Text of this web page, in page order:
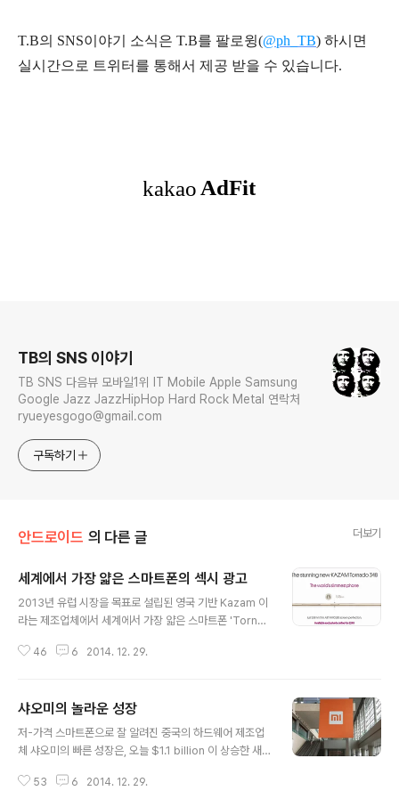
T.B의 SNS이야기 소식은 T.B를 팔로윙(@ph_TB) 하시면
실시간으로 트위터를 통해서 제공 받을 수 있습니다.
TB의 SNS 이야기
TB SNS 다음뷰 모바일1위 IT Mobile Apple Samsung
Google Jazz JazzHipHop Hard Rock Metal 연락처
ryueyesgogo@gmail.com
구독하기
안드로이드 의 다른 글 더보기
세계에서 가장 얇은 스마트폰의 섹시 광고
2013년 유럽 시장을 목표로 설립된 영국 기반 Kazam 이
라는 제조업체에서 세계에서 가장 얇은 스마트폰 'Tornad
$348 짜리 5.15mm 두께의 스마트폰을 출시했다. 안드
라 글래스 3) MediaTek MT6952(옥타코어, 1.7GHz),
1GB RAM, 16GB 내장 스토리지, 8백만 화소 후면 카메
라, 5백만 화소 전면 셀피 카메라, 2050mAh 배터리에 m
를 처음 보고 '의류 광고' 인줄 알았으나, 마지막에 Torna
46 6 2014. 12. 29.
샤오미의 놀라운 성장
저-가격 스마트폰으로 잘 알려진 중국의 하드웨어 제조업
체 샤오미의 빠른 성장은, 오늘 $1.1 billion 이 상승한 새
49조4,010억원)의 평가를 받은 것으로 확인됐다. 샤오미
53 6 2014. 12. 29.